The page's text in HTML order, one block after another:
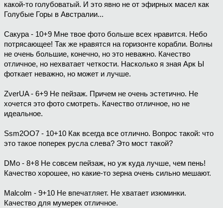
какой-то голубоватый. И это явно не от эфирных масел как
Голубые Горы в Австралии...
Сакура - 10+9 Мне твое фото больше всех нравится. Небо
потрясающее! Так же нравятся на горизонте корабли. Волны
не очень большие, конечно, но это неважно. Качество
отличное, но нехватает четкости. Насколько я зная Арк Ы
фоткает неважно, но может и лучше.
ZverUA - 6+9 Не пейзаж. Причем не очень эстетично. Не
хочется это фото смотреть. Качество отличное, но не
идеальное.
Ssm2OO7 - 10+10 Как всегда все отлично. Вопрос такой: что
это такое поперек русла слева? Это мост такой?
DMo - 8+8 Не совсем пейзаж, но уж куда лучше, чем пень!
Качество хорошее, но какие-то зерна очень сильно мешают.
Malcolm - 9+10 Не впечатляет. Не хватает изюминки.
Качество для мумерек отличное.